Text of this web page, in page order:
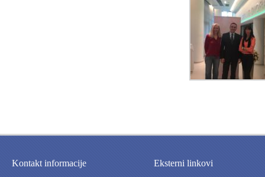
Kontakt informacije
Eksterni linkovi